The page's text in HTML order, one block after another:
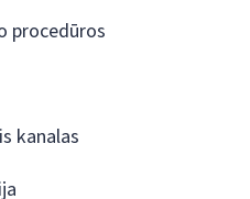
procedūros
kanalas